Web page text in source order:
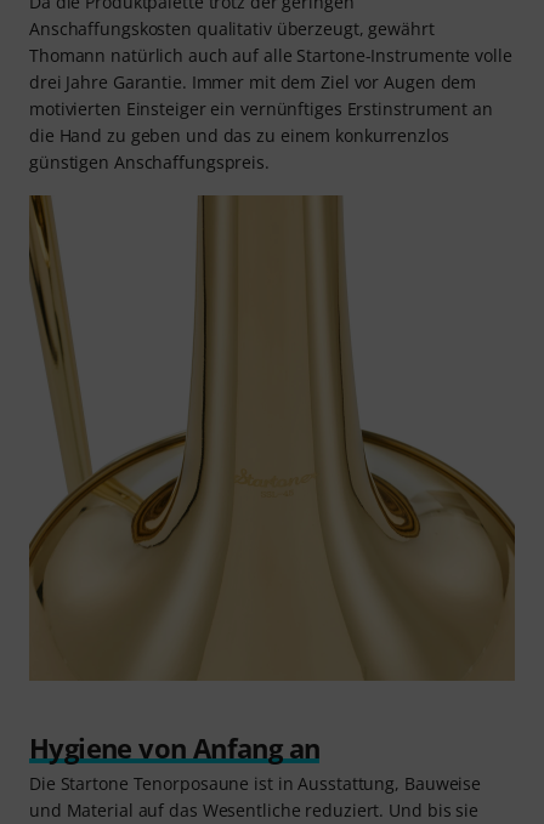
Anschaffungskosten qualitativ überzeugt, gewährt
Thomann natürlich auch auf alle Startone-Instrumente volle
drei Jahre Garantie. Immer mit dem Ziel vor Augen dem
motivierten Einsteiger ein vernünftiges Erstinstrument an
die Hand zu geben und das zu einem konkurrenzlos
günstigen Anschaffungspreis.
Hygiene von Anfang an
Die Startone Tenorposaune ist in Ausstattung, Bauweise
und Material auf das Wesentliche reduziert. Und bis sie